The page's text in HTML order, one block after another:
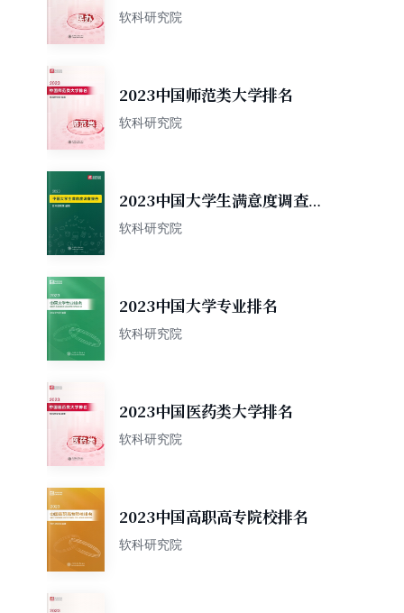
软科研究院
2023中国师范类大学排名
软科研究院
2023中国大学生满意度调查报
告
软科研究院
2023中国大学专业排名
软科研究院
2023中国医药类大学排名
软科研究院
2023中国高职高专院校排名
软科研究院